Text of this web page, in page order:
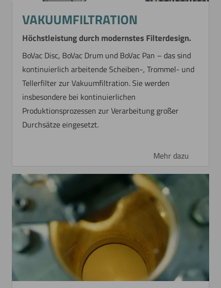
VAKUUMFILTRATION
Höchstleistung durch modernstes Filterdesign.
BoVac Disc, BoVac Drum und BoVac Pan – das sind
kontinuierlich arbeitende Scheiben-, Trommel- und
Tellerfilter zur Vakuumfiltration. Sie werden
insbesondere bei kontinuierlichen
Produktionsprozessen zur Verarbeitung großer
Durchsätze eingesetzt.
Mehr dazu